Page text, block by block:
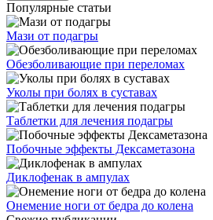
Популярные статьи
Мази от подагры
Обезболивающие при переломах
Уколы при болях в суставах
Таблетки для лечения подагры
Побочные эффекты Дексаметазона
Диклофенак в ампулах
Онемение ноги от бедра до колена